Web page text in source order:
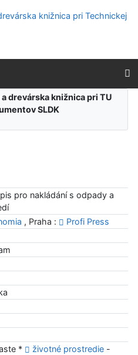
drevárska knižnica pri TU
SLDK
pro nakládání s odpady a
, Praha :
Profi Press
* životné prostredie-